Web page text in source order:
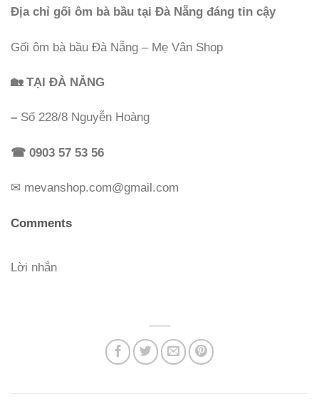
Địa chỉ gối ôm bà bầu tại Đà Nẵng đáng tin cậy
Gối ôm bà bầu Đà Nẵng – Mẹ Vân Shop
🏡 TẠI ĐÀ NẴNG
– Số 228/8 Nguyễn Hoàng
☎ 0903 57 53 56
✉ mevanshop.com@gmail.com
Comments
Lời nhắn